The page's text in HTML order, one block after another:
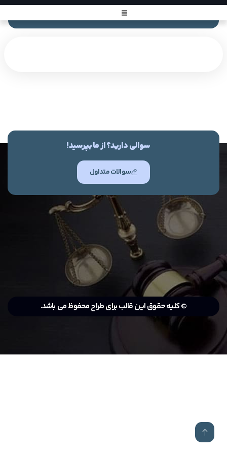
سوالی دارید؟ از ما بپرسید!
سوالات متداول
© کلیه حقوق این قالب برای طراح محفوظ می باشد.